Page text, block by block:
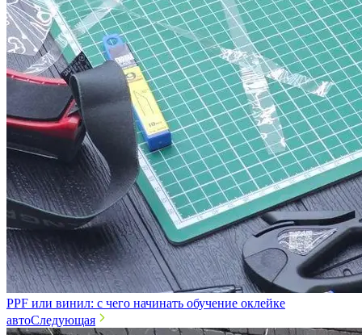
PPF или винил: с чего начинать обучение оклейке
автоСледующая